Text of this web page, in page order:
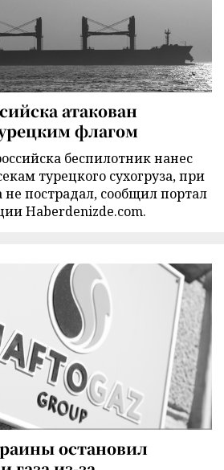
атакован
флагом
беспилотник нанес
турецкого сухогруза, при
пострадал, сообщил портал
Haberdenizde.com.
остановил